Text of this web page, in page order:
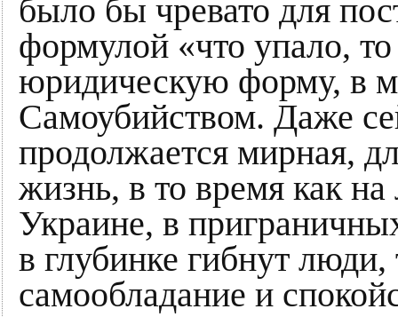
было бы чревато для
формулой «что упало,
юридическую форму, в
Самоубийством. Даже
продолжается мирная,
жизнь, в то время как
Украине, в
в глубинке гибнут люди,
самообладание и